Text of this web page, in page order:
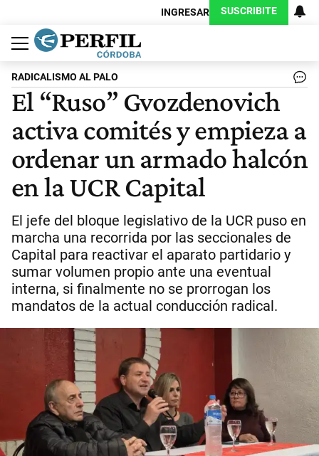
INGRESAR SUSCRIBITE
Política
Economía
Judiciales
Sociedad
Cultura
Espectáculos
Deportes
Protagonistas
RADICALISMO AL PALO
El “Ruso” Gvozdenovich
activa comités y empieza a
ordenar un armado halcón
en la UCR Capital
El jefe del bloque legislativo de la UCR puso en
marcha una recorrida por las seccionales de
Capital para reactivar el aparato partidario y
sumar volumen propio ante una eventual
interna, si finalmente no se prorrogan los
mandatos de la actual conducción radical.